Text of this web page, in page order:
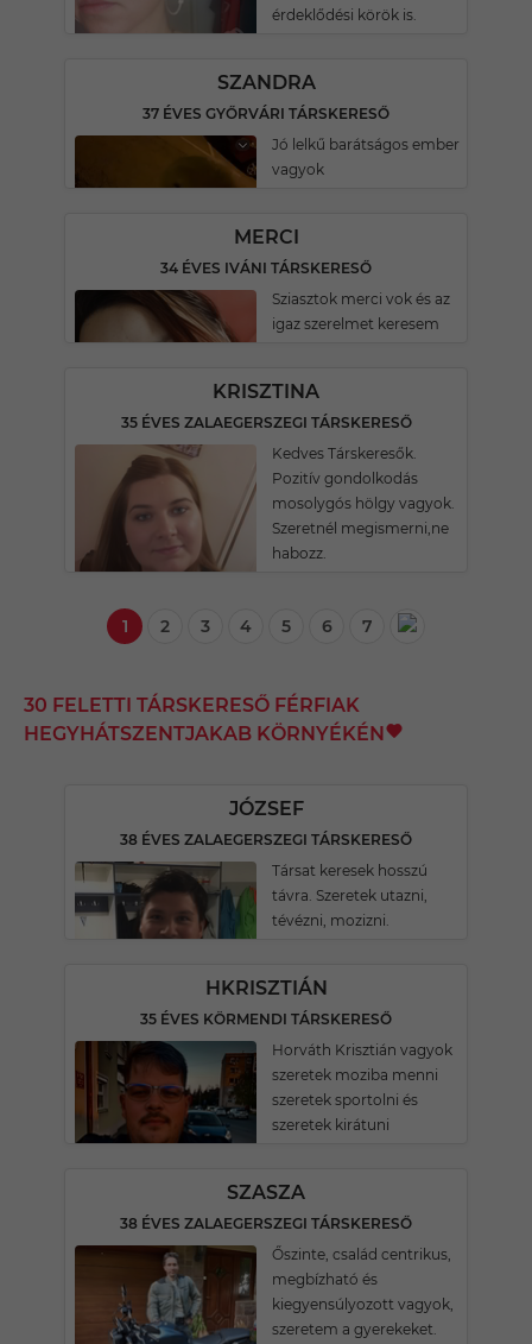
érdeklődési körök is.
SZANDRA
37 ÉVES GYŐRVÁRI TÁRSKERESŐ
Jó lelkű barátságos ember
vagyok
MERCI
34 ÉVES IVÁNI TÁRSKERESŐ
Sziasztok merci vok és az
igaz szerelmet keresem
KRISZTINA
35 ÉVES ZALAEGERSZEGI TÁRSKERESŐ
Kedves Társkeresők.
Pozitív gondolkodás
mosolygós hölgy vagyok.
Szeretnél megismerni,ne
habozz.
1 2 3 4 5 6 7
30 FELETTI TÁRSKERESŐ FÉRFIAK
HEGYHÁTSZENTJAKAB KÖRNYÉKÉN
JÓZSEF
38 ÉVES ZALAEGERSZEGI TÁRSKERESŐ
Társat keresek hosszú
távra. Szeretek utazni,
tévézni, mozizni.
HKRISZTIÁN
35 ÉVES KÖRMENDI TÁRSKERESŐ
Horváth Krisztián vagyok
szeretek moziba menni
szeretek sportolni és
szeretek kirátuni
SZASZA
38 ÉVES ZALAEGERSZEGI TÁRSKERESŐ
Őszinte, család centrikus,
megbízható és
kiegyensúlyozott vagyok,
szeretem a gyerekeket.